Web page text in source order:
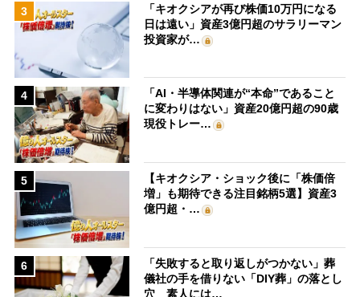
3
「キオクシアが再び株価10万円になる
日は遠い」資産3億円超のサラリーマン
投資家が…
4
「AI・半導体関連が“本命”であること
に変わりはない」資産20億円超の90歳
現役トレー…
5
【キオクシア・ショック後に「株価倍
増」も期待できる注目銘柄5選】資産3
億円超・…
6
「失敗すると取り返しがつかない」葬
儀社の手を借りない「DIY葬」の落とし
穴 素人には…